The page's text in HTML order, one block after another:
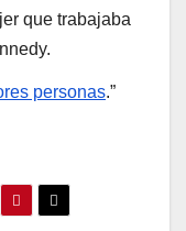
que trabajaba
personas.”